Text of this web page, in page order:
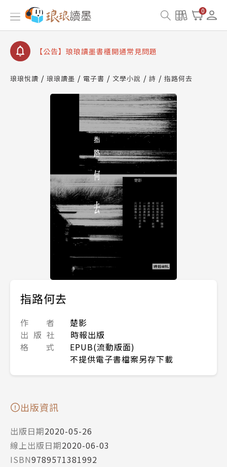
0
【公告】因 Readmoo 讀墨系統維護中，本站同步暫
停部分閱讀服務
【公告】琅琅讀墨數位閱讀資產合併與書櫃開通申請
【公告】琅琅讀墨書櫃開通常見問題
請圖文教學
查詢
【公告】因 Readmoo 讀墨系統維護中，本站同步暫
停部分閱讀服務
琅琅悅讀 琅琅讀墨 電子書 文學小說 詩 指路何去
指路何去
作 者
楚影
出 版 社
時報出版
格 式
EPUB(流動版面)
不提供電子書檔案另存下載
出版資訊
出版日期2020-05-26
線上出版日期2020-06-03
ISBN9789571381992